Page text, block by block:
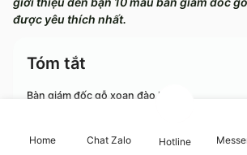
được yêu thích nhất.
Tóm tắt
Bàn giám đốc gỗ xoan đào là gì?
Ưu, nhược điểm của bàn giám đốc gỗ xoan
Home Chat Zalo Hotline